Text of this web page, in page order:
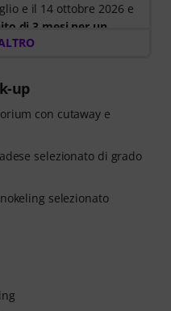
e il 14 ottobre 2026 e
di 3 mesi per un
di 57,00 euro
a music2me
la scadenza.
musicale
sviluppato
Premiato con il
nella categoria “E
principianti e
al metal e molto
via chat,
intelligente con
rallentata e tante
up
con cutaway e
selezionato di grado
selezionato